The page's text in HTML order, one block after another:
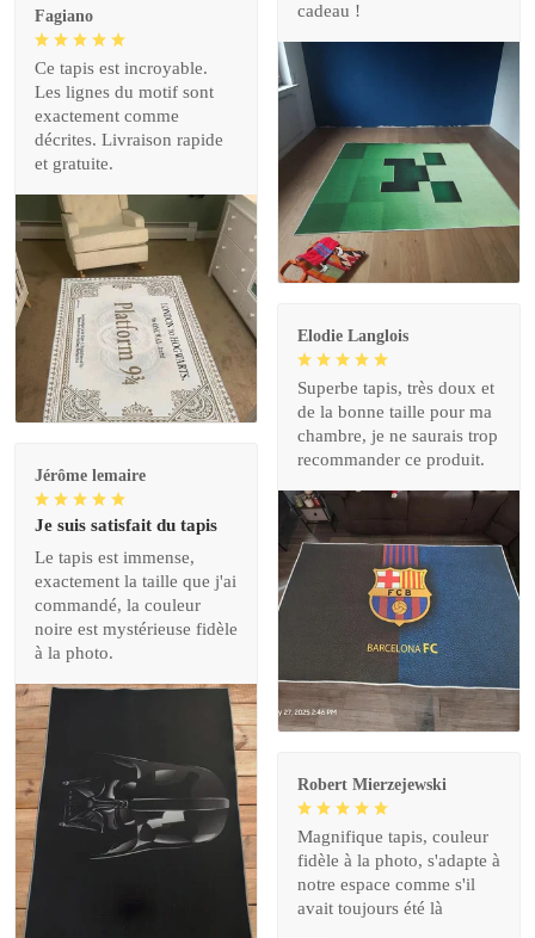
cadeau !
Fagiano
Ce tapis est incroyable.
Les lignes du motif sont
exactement comme
décrites. Livraison rapide
et gratuite.
Elodie Langlois
Superbe tapis, très doux et
de la bonne taille pour ma
chambre, je ne saurais trop
recommander ce produit.
Jérôme lemaire
Je suis satisfait du tapis
Le tapis est immense,
exactement la taille que j'ai
commandé, la couleur
noire est mystérieuse fidèle
à la photo.
Robert Mierzejewski
Magnifique tapis, couleur
fidèle à la photo, s'adapte à
notre espace comme s'il
avait toujours été là